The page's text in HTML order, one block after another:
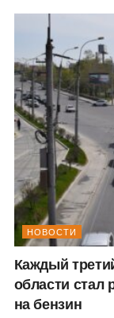
НОВОСТИ
Каждый
области стал
на бензин